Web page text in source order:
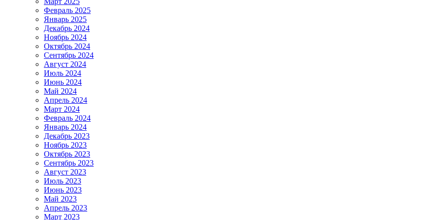
Февраль 2025
Январь 2025
Декабрь 2024
Ноябрь 2024
Октябрь 2024
Сентябрь 2024
Август 2024
Июль 2024
Июнь 2024
Май 2024
Апрель 2024
Март 2024
Февраль 2024
Январь 2024
Декабрь 2023
Ноябрь 2023
Октябрь 2023
Сентябрь 2023
Август 2023
Июль 2023
Июнь 2023
Май 2023
Апрель 2023
Март 2023